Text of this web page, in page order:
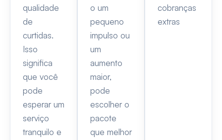
qualidade
de
curtidas.
Isso
significa
que você
pode
esperar um
serviço
tranquilo e
o um
pequeno
impulso ou
um
aumento
maior,
pode
escolher o
pacote
que melhor
cobranças
extras